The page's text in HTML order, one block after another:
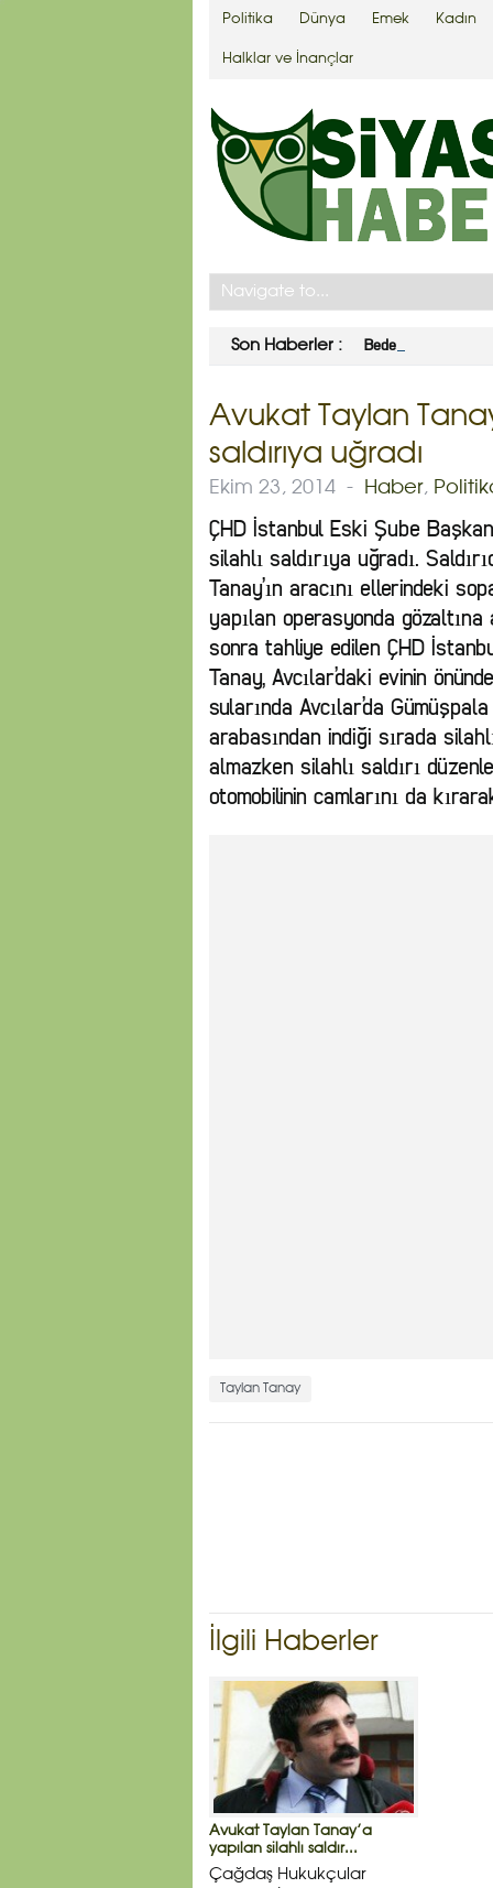
Politika Dünya Emek Kadın
Halklar ve İnançlar
Son Haberler : Bedelli askerlik
Avukat Taylan
saldırıya uğradı
Ekim 23, 2014 - Haber,
ÇHD İstanbul Eski Şube
silahlı saldırıya uğradı.
Tanay’ın aracını ellerindeki
yapılan operasyonda
sonra tahliye edilen ÇHD
Tanay, Avcılar’daki evinin
sularında Avcılar’da
arabasından indiği sırada
almazken silahlı saldırı
otomobilinin camlarını da
Taylan Tanay
İlgili Haberler
Avukat Taylan Tanay’a
yapılan silahlı saldır...
Çağdaş Hukukçular